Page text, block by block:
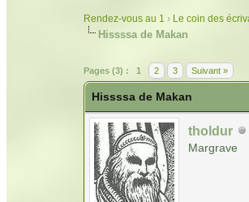
Rendez-vous au 1 › Le coin des
Hissssa de Makan
Pages (3) : 1 2 3 Suivant »
Hissssa de Makan
tholdur
Margrave